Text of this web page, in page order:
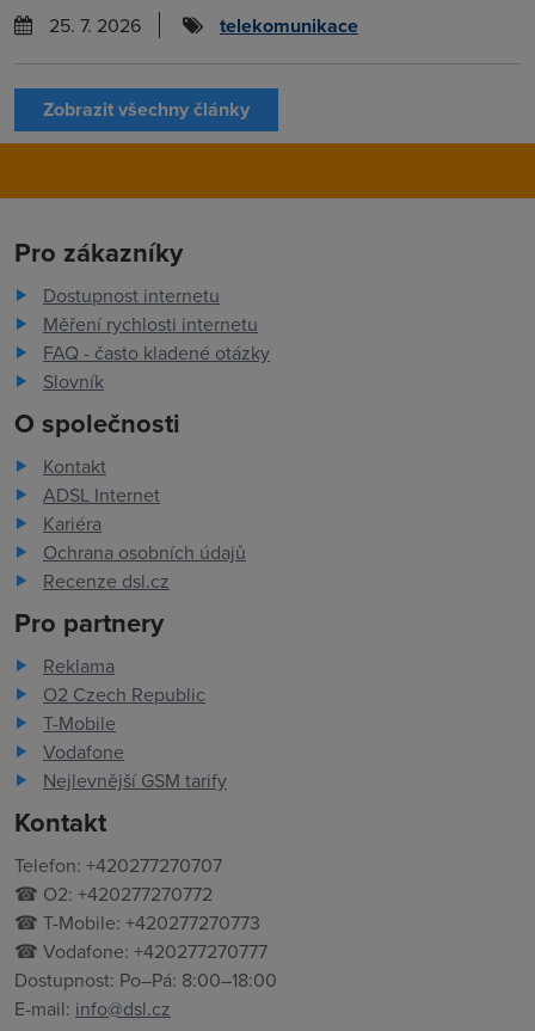
25. 7. 2026
telekomunikace
Zobrazit všechny články
Pro zákazníky
Dostupnost internetu
Měření rychlosti internetu
FAQ - často kladené otázky
Slovník
O společnosti
Kontakt
ADSL Internet
Kariéra
Ochrana osobních údajů
Recenze dsl.cz
Pro partnery
Reklama
O2 Czech Republic
T-Mobile
Vodafone
Nejlevnější GSM tarify
Kontakt
Telefon: +420277270707
☎ O2: +420277270772
☎ T-Mobile: +420277270773
☎ Vodafone: +420277270777
Dostupnost: Po–Pá: 8:00–18:00
E-mail: info@dsl.cz